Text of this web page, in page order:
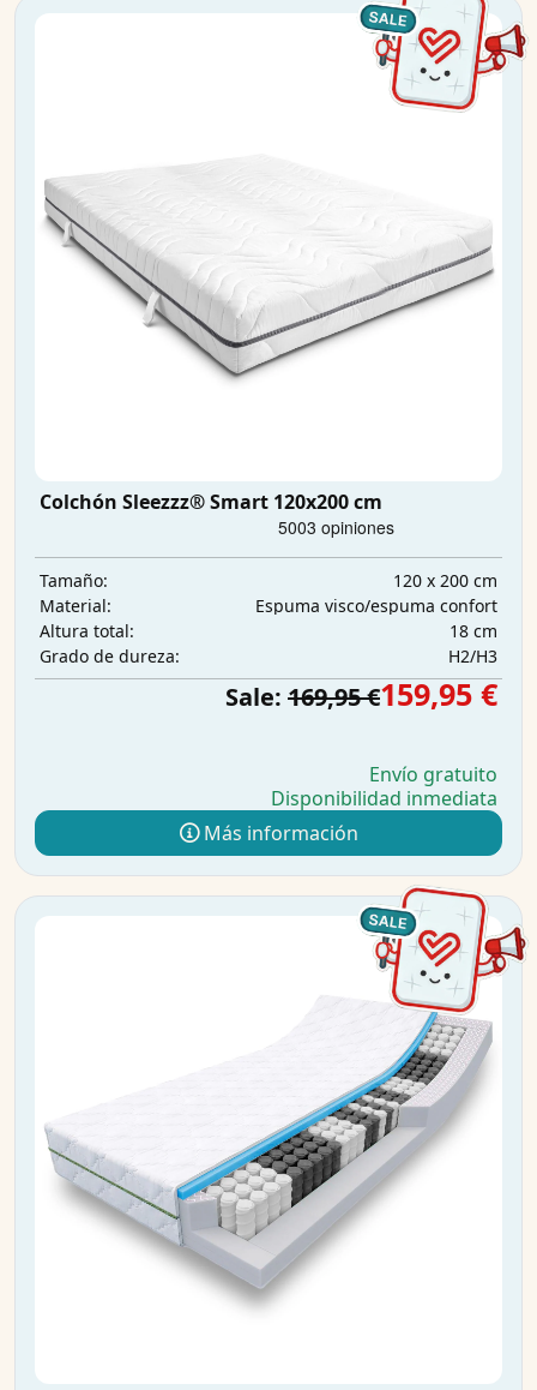
Colchón Sleezzz® Smart 120x200 cm
Tamaño:
120 x 200 cm
Material:
Espuma visco/espuma confort
Altura total:
18 cm
Grado de dureza:
H2/H3
Sale: 169,95 €159,95 €
Envío gratuito
Disponibilidad inmediata
Más información